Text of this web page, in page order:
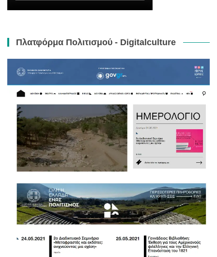
Πλατφόρμα Πολιτισμού - Digitalculture